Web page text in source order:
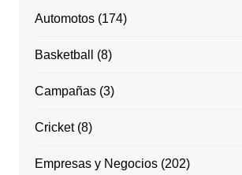
Automotos(174)
Basketball (8)
Campañas(3)
Cricket(8)
Empresas y Negocios(202)